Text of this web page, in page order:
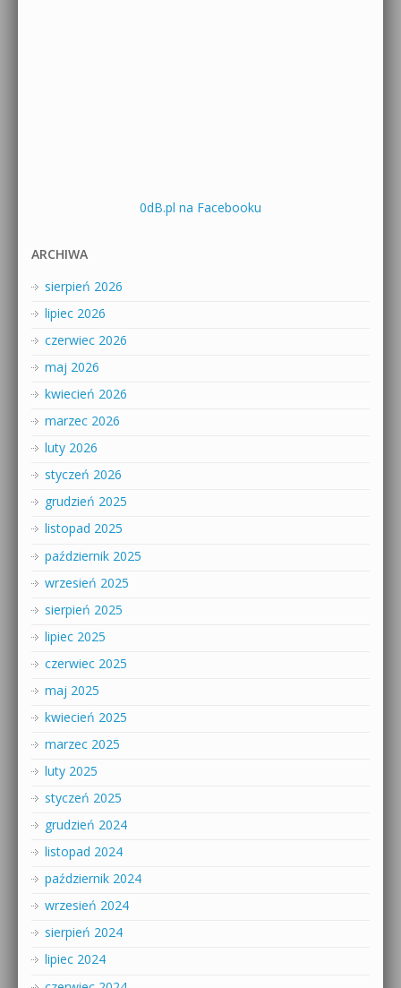
0dB.pl na Facebooku
ARCHIWA
sierpień 2026
lipiec 2026
czerwiec 2026
maj 2026
kwiecień 2026
marzec 2026
luty 2026
styczeń 2026
grudzień 2025
listopad 2025
październik 2025
wrzesień 2025
sierpień 2025
lipiec 2025
czerwiec 2025
maj 2025
kwiecień 2025
marzec 2025
luty 2025
styczeń 2025
grudzień 2024
listopad 2024
październik 2024
wrzesień 2024
sierpień 2024
lipiec 2024